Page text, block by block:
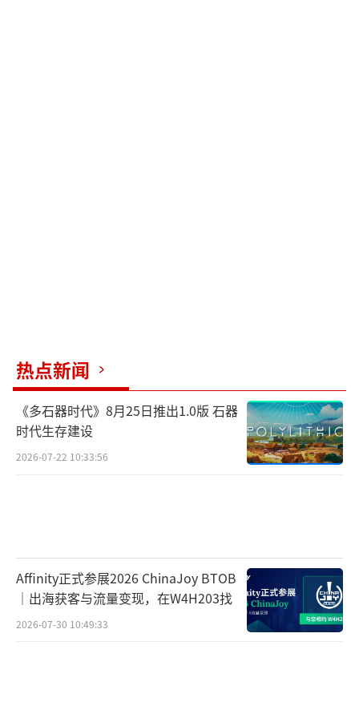
热点新闻
《多石器时代》8月25日推出1.0版 石器
时代生存建设
2026-07-22 10:33:56
Affinity正式参展2026 ChinaJoy BTOB
｜出海获客与流量变现，在W4H203找
2026-07-30 10:49:33